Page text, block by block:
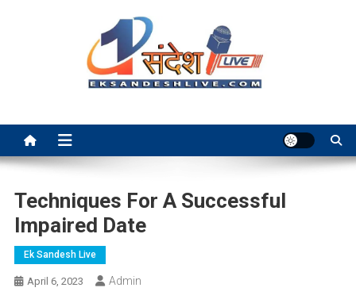
Techniques For A Successful
Impaired Date
Ek Sandesh Live
April 6, 2023 Admin